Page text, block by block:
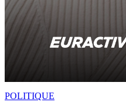
POLITIQUE